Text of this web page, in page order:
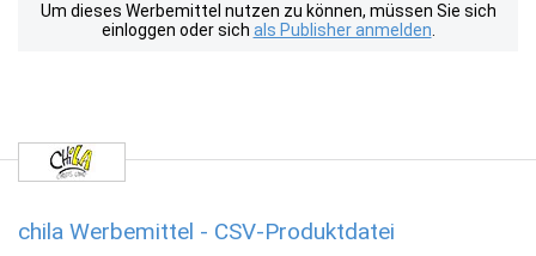
Um dieses Werbemittel nutzen zu können, müssen Sie sich
einloggen oder sich als Publisher anmelden
chila Werbemittel - CSV-Produktdatei